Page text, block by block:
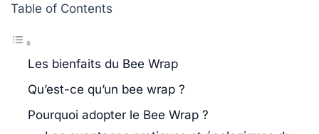
Table of Contents
Les bienfaits du Bee Wrap
Qu’est-ce qu’un bee wrap ?
Pourquoi adopter le Bee Wrap ?